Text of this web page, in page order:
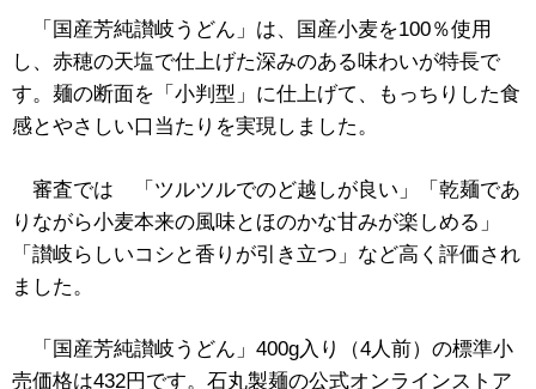
「国産芳純讃岐うどん」は、国産小麦を100％使用
し、赤穂の天塩で仕上げた深みのある味わいが特長で
す。麺の断面を「小判型」に仕上げて、もっちりした食
感とやさしい口当たりを実現しました。
審査では 「ツルツルでのど越しが良い」「乾麺であ
りながら小麦本来の風味とほのかな甘みが楽しめる」
「讃岐らしいコシと香りが引き立つ」など高く評価され
ました。
「国産芳純讃岐うどん」400g入り（4人前）の標準小
売価格は432円です。石丸製麺の公式オンラインストア